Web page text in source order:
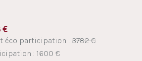
€
éco participation : 3782 €
: 1600 €